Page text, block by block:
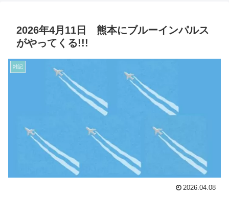
2026年4月11日 熊本にブルーインパルス
がやってくる!!!
雑記
2026.04.08